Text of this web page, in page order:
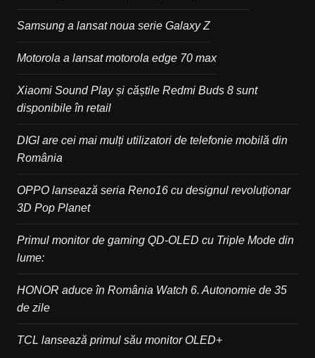
Samsung a lansat noua serie Galaxy Z
Motorola a lansat motorola edge 70 max
Xiaomi Sound Play și căștile Redmi Buds 8 sunt
disponibile în retail
DIGI are cei mai mulți utilizatori de telefonie mobilă din
România
OPPO lansează seria Reno16 cu designul revoluționar
3D Pop Planet
Primul monitor de gaming QD-OLED cu Triple Mode din
lume:
HONOR aduce în România Watch 6. Autonomie de 35
de zile
TCL lansează primul său monitor OLED+